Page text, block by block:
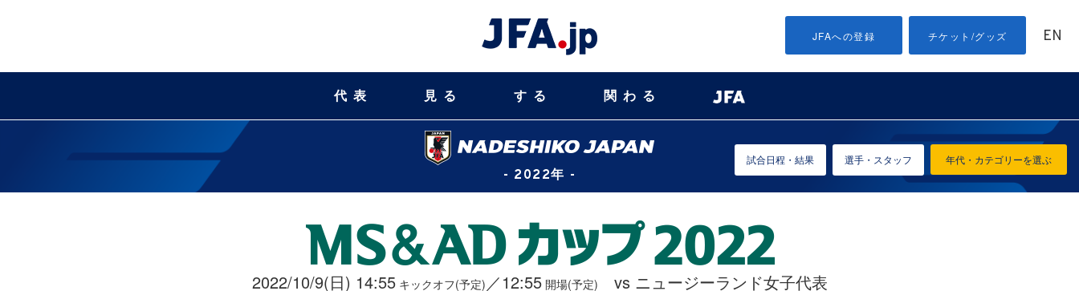
JFAへの登録 チケット/グッズ EN
代表 見る する 関わる
- 2022年 -
年代・カテゴリーを選ぶ
試合日程・結果 選手・スタッフ
2022/10/9(日) 14:55キックオフ(予定) ／12:55開場(予定)
vs ニュージーランド女子代表